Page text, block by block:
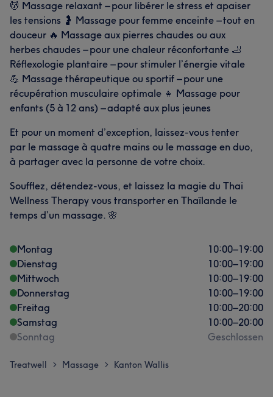
💆 Massage relaxant – pour libérer le stress et apaiser
les tensions 🤰 Massage pour femme enceinte – tout en
douceur 🔥 Massage aux pierres chaudes ou aux
herbes chaudes – pour une chaleur réconfortante 🦶
Réflexologie plantaire – pour stimuler l’énergie vitale
💪 Massage thérapeutique ou sportif – pour une
récupération musculaire optimale 👧 Massage pour
enfants (5 à 12 ans) – adapté aux plus jeunes
Et pour un moment d’exception, laissez-vous tenter
par le massage à quatre mains ou le massage en duo,
à partager avec la personne de votre choix.
Soufflez, détendez-vous, et laissez la magie du Thai
Wellness Therapy vous transporter en Thaïlande le
temps d’un massage. 🌸
Montag 10:00–19:00
Dienstag
10:00–19:00
Mittwoch
10:00–19:00
Donnerstag
10:00–19:00
Freitag
10:00–20:00
Samstag
10:00–20:00
Sonntag
Geschlossen
Treatwell > Massage > Kanton Wallis